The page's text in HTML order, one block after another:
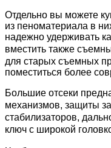
Отдельно вы можете
из пеноматериала в
надежно удерживать
вместить также с
для старых съемных
поместиться более
Большие отсеки
механизмов, защиты
стабилизаторов,
ключ с широкой